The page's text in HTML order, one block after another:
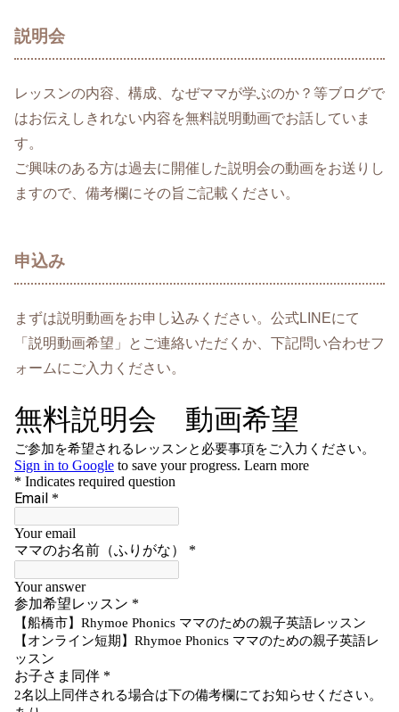
説明会
レッスンの内容、構成、なぜママが学ぶのか？等ブログで
はお伝えしきれない内容を無料説明動画でお話していま
す。
ご興味のある方は過去に開催した説明会の動画をお送りし
ますので、備考欄にその旨ご記載ください。
申込み
まずは説明動画をお申し込みください。公式LINEにて
「説明動画希望」とご連絡いただくか、下記問い合わせフ
ォームにご入力ください。